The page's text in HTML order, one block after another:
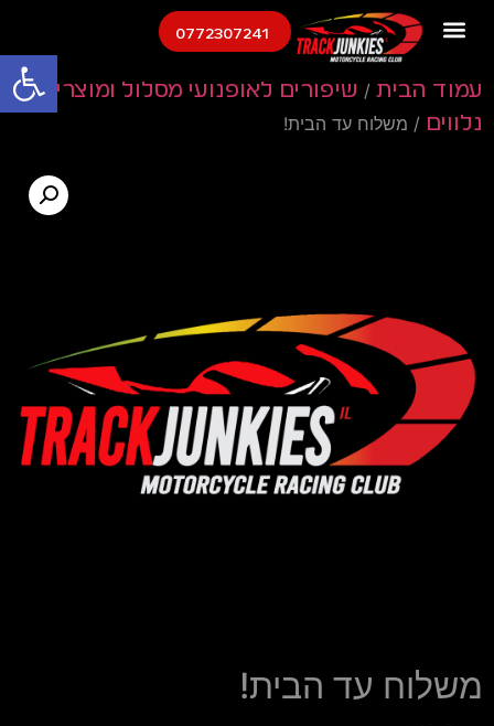
0772307241
עמוד הבית / שיפורים לאופנועי מסלול ומוצרים
נלווים / משלוח עד הבית!
משלוח עד הבית!